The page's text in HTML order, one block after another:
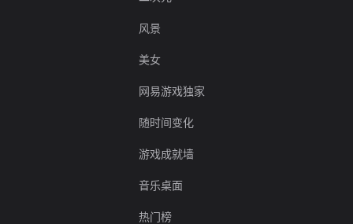
风景
美女
网易游戏独家
随时间变化
游戏成就墙
音乐桌面
热门榜